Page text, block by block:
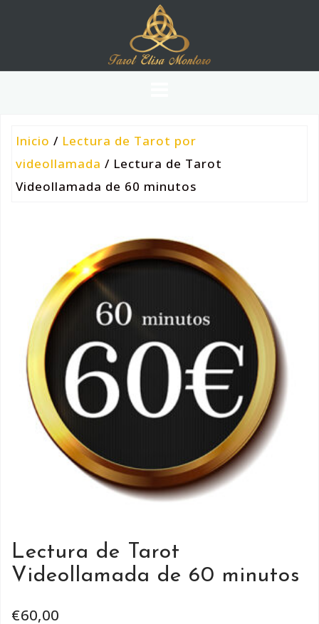
Inicio / Lectura de Tarot por
videollamada / Lectura de Tarot
Videollamada de 60 minutos
Lectura de Tarot
Videollamada de 60 minutos
€60,00